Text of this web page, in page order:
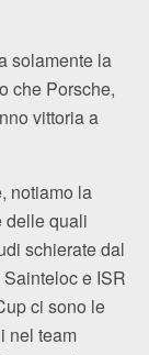
solamente la
che Porsche,
vittoria a
notiamo la
delle quali
schierate dal
e ISR
ci sono le
nel team